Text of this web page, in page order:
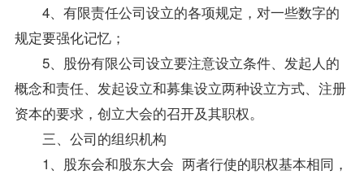
4、有限责任公司设立的各项规定，对一些数字的
规定要强化记忆；
5、股份有限公司设立要注意设立条件、发起人的
概念和责任、发起设立和募集设立两种设立方式、注册
资本的要求，创立大会的召开及其职权。
三、公司的组织机构
1、股东会和股东大会 两者行使的职权基本相同，